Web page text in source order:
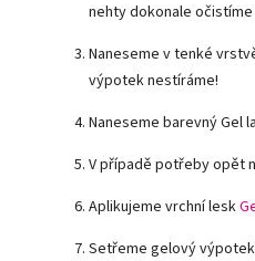
nehty dokonale
Naneseme v tenké
výpotek nestíráme!
Naneseme barevný Gel
V případě potřeby opět
Aplikujeme vrchní lesk
Setřeme gelový výpotek